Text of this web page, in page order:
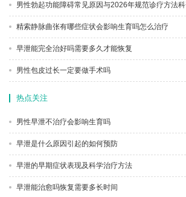
男性勃起功能障碍常见原因与2026年规范诊疗方法
精索静脉曲张有哪些症状会影响生育吗怎么治疗
早泄能完全治好吗需要多久才能恢复
男性包皮过长一定要做手术吗
热点关注
男性早泄不治疗会影响生育吗
早泄是什么原因引起的如何预防
早泄的早期症状表现及科学治疗方法
早泄能治愈吗恢复需要多长时间